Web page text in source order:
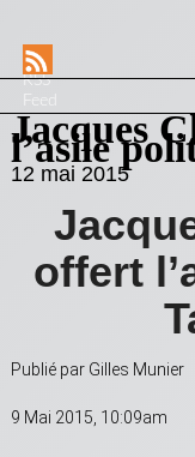
RSS
Feed
Jacques
l’asile
12 mai 2015
offert
Publié par Gilles Munier
9 Mai 2015, 10:09am